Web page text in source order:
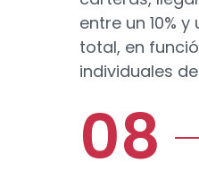
entre un 10%
total, en
individuales